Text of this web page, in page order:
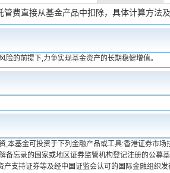
管费直接从基金产品中扣除，具体计算方法
的前提下,力争实现基金资产的长期稳健增值。
,本基金可投资于下列金融产品或工具:香港证券市
备忘录的国家或地区证券监管机构登记注册的公募
支持证券等及经中国证监会认可的国际金融组织